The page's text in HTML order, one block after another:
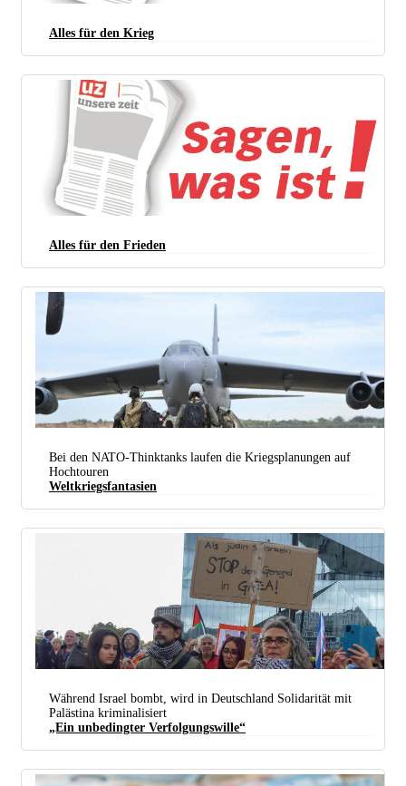
Alles für den Krieg
Alles für den Frieden
Soldatinnen der US-Luftwaffe auf dem Weg zu ihrem atomwaffenfähigen B52-H-
Langstreckenbomber (Foto: U.S. Air Force photo by Senior Airman Nia Jacobs)
Bei den NATO-Thinktanks laufen die Kriegsplanungen auf
Hochtouren
Weltkriegsfantasien
Während Israel bombt, wird in Deutschland Solidarität mit
Palästina kriminalisiert
„Ein unbedingter ­Verfolgungswille“